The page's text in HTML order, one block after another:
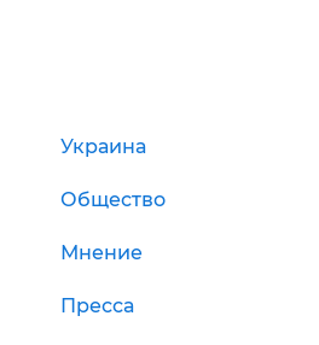
Украина
Общество
Мнение
Пресса